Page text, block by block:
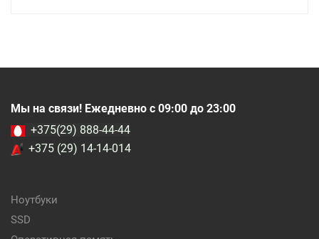
Мы на связи! Ежедневно с 09:00 до 23:00
+375(29) 888-44-44
+375 (29) 14-14-014
Ноутбуки
SSD